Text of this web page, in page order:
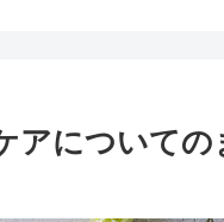
アについて